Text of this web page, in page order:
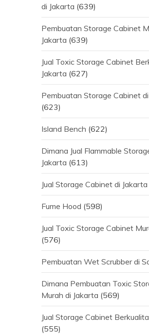
di Jakarta (639)
Pembuatan Storage Cabinet
Jakarta (639)
Jual Toxic Storage Cabinet
Jakarta (627)
Pembuatan Storage Cabinet
(623)
Island Bench (622)
Dimana Jual Flammable
Jakarta (613)
Jual Storage Cabinet di Jakarta
Fume Hood (598)
Jual Toxic Storage Cabinet
(576)
Pembuatan Wet Scrubber di
Dimana Pembuatan Toxic
Murah di Jakarta (569)
Jual Storage Cabinet
(555)